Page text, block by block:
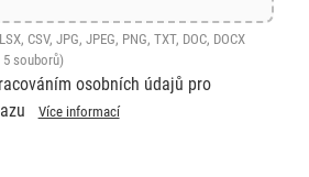
CSV, JPG, JPEG, PNG, TXT, DOC, DOCX
souborů)
osobních údajů pro
Více informací